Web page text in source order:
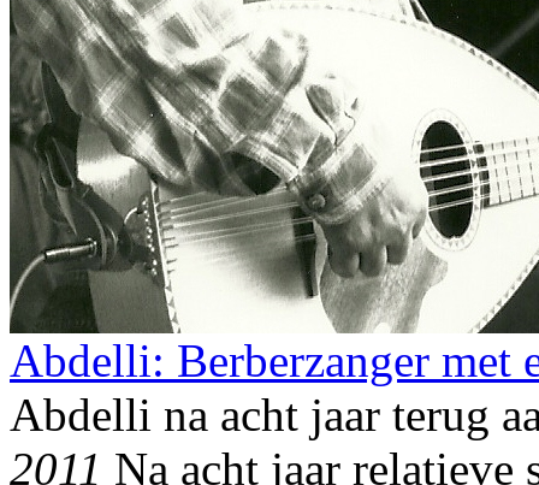
Abdelli: Berberzanger met
Abdelli na acht jaar terug
2011 Na acht jaar relatieve